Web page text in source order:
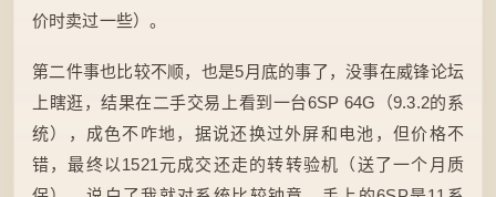
价时卖过一些）。
第二件事也比较不顺，也是5月底的事了，没事在威锋论坛
上瞎逛，结果在二手交易上看到一台6SP 64G（9.3.2的系
统），成色不咋地，据说还换过外屏和电池，但价格不
错，最终以1521元成交还走的转转验机（送了一个月质